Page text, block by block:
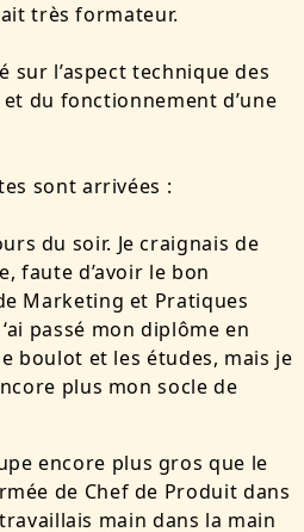
très formateur.
sur l’aspect technique des
du fonctionnement d’une
sont arrivées :
du soir. Je craignais de
faute d’avoir le bon
Marketing et Pratiques
passé mon diplôme en
boulot et les études, mais je
plus mon socle de
encore plus gros que le
de Chef de Produit dans
main dans la main